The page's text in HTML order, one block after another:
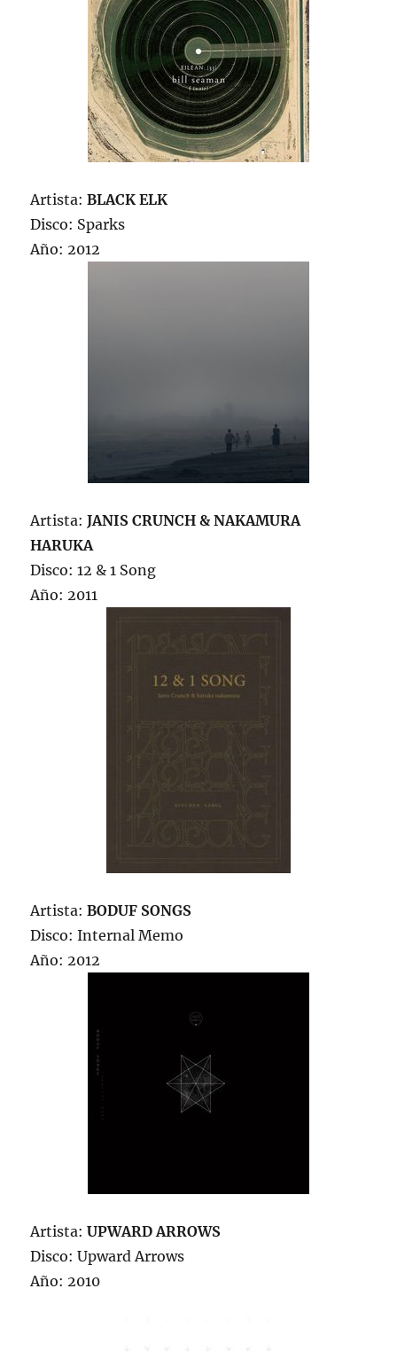
Artista:BLACK ELK
Disco: Sparks
Año: 2012
Artista:JANIS CRUNCH & NAKAMURA
HARUKA
Disco: 12 & 1 Song
Año: 2011
Artista:BODUF SONGS
Disco: Internal Memo
Año: 2012
Artista:UPWARD ARROWS
Disco: Upward Arrows
Año: 2010